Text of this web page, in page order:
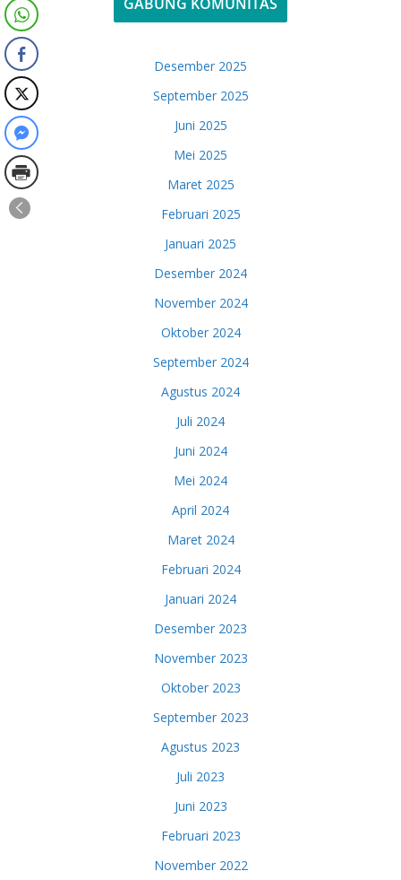
Desember 2025
September 2025
Juni 2025
Mei 2025
Maret 2025
Februari 2025
Januari 2025
Desember 2024
November 2024
Oktober 2024
September 2024
Agustus 2024
Juli 2024
Juni 2024
Mei 2024
April 2024
Maret 2024
Februari 2024
Januari 2024
Desember 2023
November 2023
Oktober 2023
September 2023
Agustus 2023
Juli 2023
Juni 2023
Februari 2023
November 2022